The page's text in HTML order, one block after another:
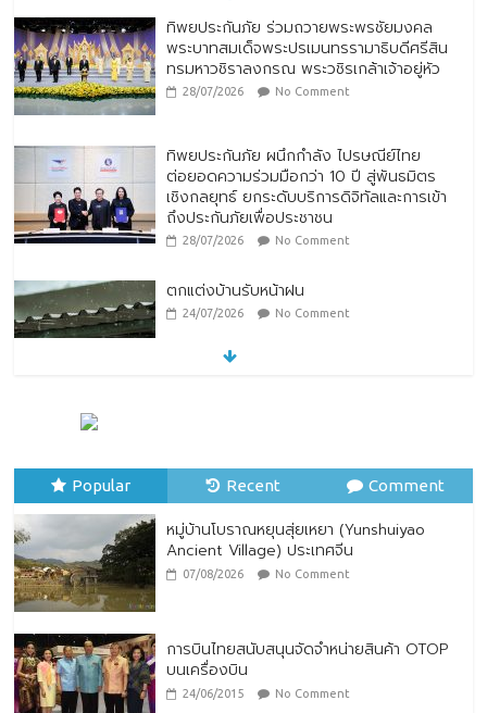
ทิพยประกันภัย ร่วมถวายพระพรชัยมงคล
พระบาทสมเด็จพระปรเมนทรรามาธิบดีศรีสิน
ทรมหาวชิราลงกรณ พระวชิรเกล้าเจ้าอยู่หัว
28/07/2026 No Comment
ทิพยประกันภัย ผนึกกำลัง ไปรษณีย์ไทย
ต่อยอดความร่วมมือกว่า 10 ปี สู่พันธมิตร
เชิงกลยุทธ์ ยกระดับบริการดิจิทัลและการเข้า
ถึงประกันภัยเพื่อประชาชน
28/07/2026 No Comment
ตกแต่งบ้านรับหน้าฝน
24/07/2026 No Comment
Popular Recent Comment
หมู่บ้านโบราณหยุนสุ่ยเหยา (Yunshuiyao
Ancient Village) ประเทศจีน
07/08/2026 No Comment
การบินไทยสนับสนุนจัดจำหน่ายสินค้า OTOP
บนเครื่องบิน
24/06/2015 No Comment